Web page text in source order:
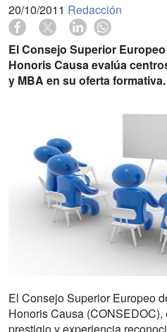
20/10/2011 Redacción
El Consejo Superior
Honoris Causa evalúa
y MBA en su oferta formativa.
El Consejo Superior Europeo
Honoris Causa
prestigio y experiencia